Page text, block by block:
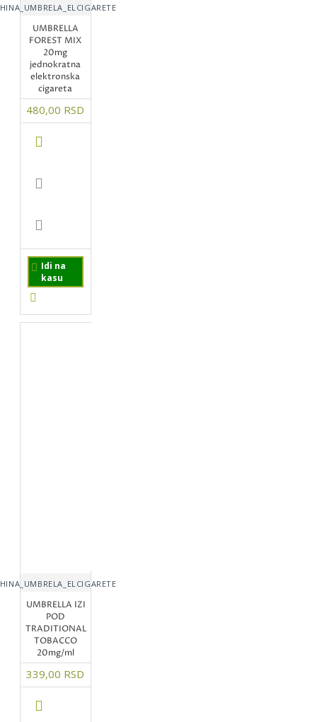
UMBRELLA
FOREST MIX
20mg
jednokratna
elektronska
cigareta
480,00 RSD
Idi na
kasu
UMBRELLA IZI
POD
TRADITIONAL
TOBACCO
20mg/ml
339,00 RSD